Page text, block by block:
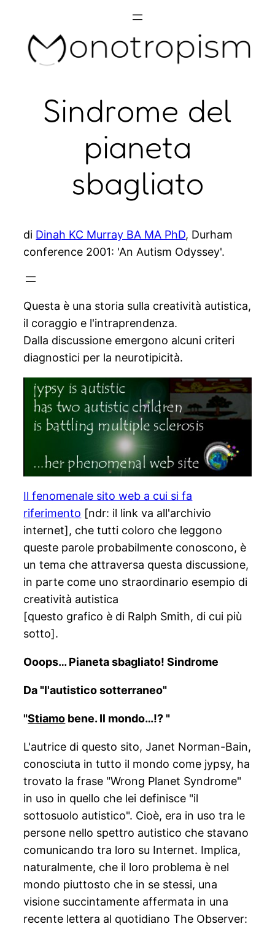
content
Sindrome del
pianeta
sbagliato
di Dinah KC Murray BA MA PhD, Durham
conference 2001: 'An Autism Odyssey'.
Questa è una storia sulla creatività autistica,
il coraggio e l'intraprendenza.
Dalla discussione emergono alcuni criteri
diagnostici per la neurotipicità.
Il fenomenale sito web a cui si fa
riferimento [ndr: il link va all'archivio
internet], che tutti coloro che leggono
queste parole probabilmente conoscono, è
un tema che attraversa questa discussione,
in parte come uno straordinario esempio di
creatività autistica
[questo grafico è di Ralph Smith, di cui più
sotto].
Ooops… Pianeta sbagliato! Sindrome
Da "l'autistico sotterraneo"
"Stiamo bene. Il mondo…!? "
L'autrice di questo sito, Janet Norman-Bain,
conosciuta in tutto il mondo come jypsy, ha
trovato la frase "Wrong Planet Syndrome"
in uso in quello che lei definisce "il
sottosuolo autistico". Cioè, era in uso tra le
persone nello spettro autistico che stavano
comunicando tra loro su Internet. Implica,
naturalmente, che il loro problema è nel
mondo piuttosto che in se stessi, una
visione succintamente affermata in una
recente lettera al quotidiano The Observer: